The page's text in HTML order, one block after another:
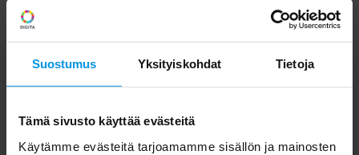
Suostumus Yksityiskohdat Tietoja
Tämä sivusto käyttää evästeitä
Käytämme evästeitä tarjoamamme sisällön ja mainosten